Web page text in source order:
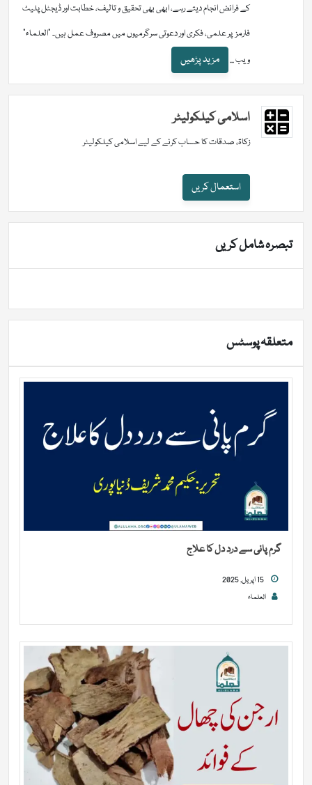
کے فرائض انجام دیتے رہے، ابھی بھی تحقیق و تالیف، خطابت اور ڈیجٹل پلیٹ
فارمز پر علمی، فکری اور دعوتی سرگرمیوں میں مصروف عمل ہیں۔ "العلماء"
ویب ...
مزید پڑھیں
اسلامی کیلکولیٹر
زکاۃ، صدقات کا حساب کرنے کے لیے اسلامی کیلکولیٹر
استعمال کریں
تبصرہ شامل کریں
متعلقہ پوسٹس
گرم پانی سے درد دل کا علاج
العلماء